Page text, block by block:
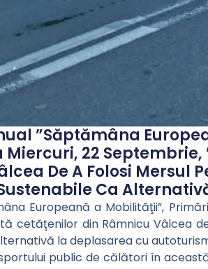
”Săptămâna
22
De A Folosi Mersul
Ca
Europeană a Mobilităţii”,
cetăţenilor din Râmnicu Vâlcea
la deplasarea cu
public de călători în